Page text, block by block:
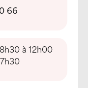
66
8h30 à 12h00